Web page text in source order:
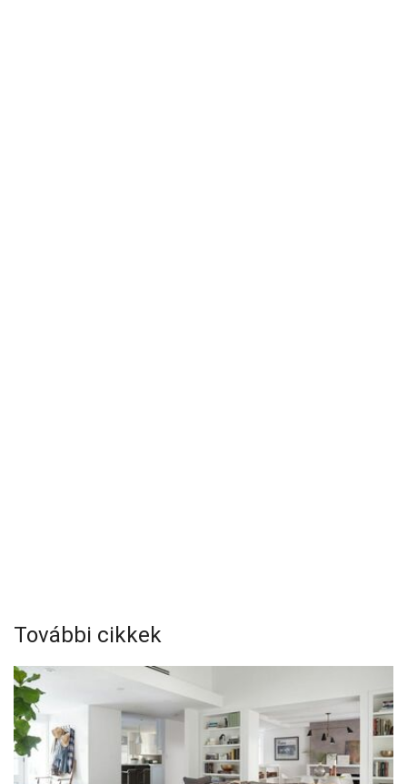
További cikkek